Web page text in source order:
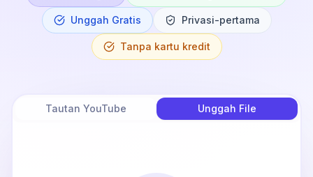
Unggah Gratis Privasi-pertama
Tanpa kartu kredit
Tautan YouTube Unggah File